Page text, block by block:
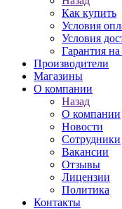
Как купить
Условия
Условия
Гарантия на
Производители
Магазины
О компании
Назад
О компании
Новости
Сотрудники
Вакансии
Отзывы
Лицензии
Политика
Контакты